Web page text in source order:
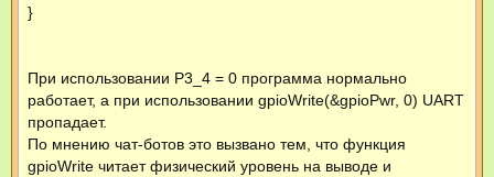
}
При использовании P3_4 = 0 программа нормально
работает, а при использовании gpioWrite(&gpioPwr, 0) UART
пропадает.
По мнению чат-ботов это вызвано тем, что функция
gpioWrite читает физический уровень на выводе и